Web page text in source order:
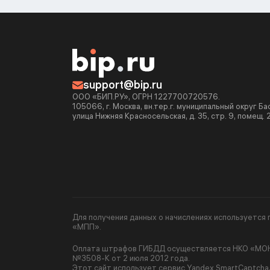
support@bip.ru
ООО «БИП.РУ», ОГРН 1227700720576.
105066, г. Москва, вн.тер.г. муниципальный округ
улица Нижняя Красносельская, д. 35, стр. 9, помещ.
Для получения данных о начислениях
«МПП».
Оплата штрафов ГИБДД осуществляется НКО
№3508-К от 2 июля 2012 года.
Этот сайт использует сервис Yandex